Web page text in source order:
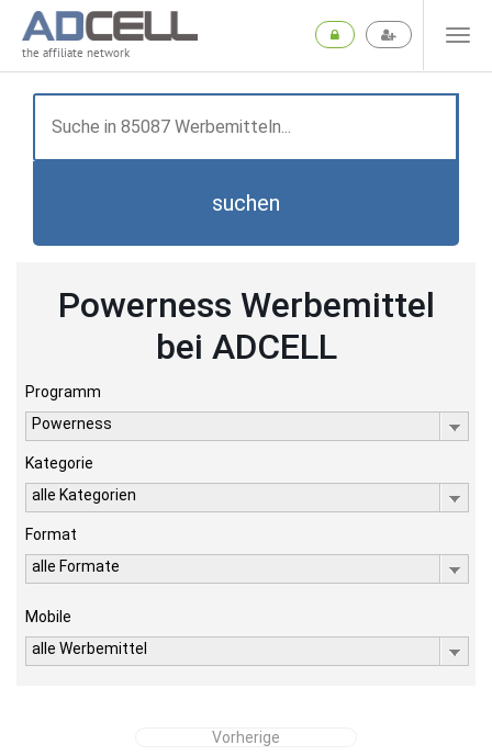
the affiliate network
suchen
Powerness Werbemittel
bei ADCELL
Programm
Powerness
Kategorie
alle Kategorien
Format
alle Formate
Mobile
alle Werbemittel
Vorherige